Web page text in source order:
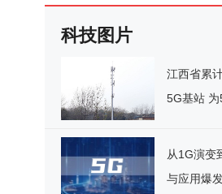
科技图片
江西省累
5G基站
从1G演变
与应用爆